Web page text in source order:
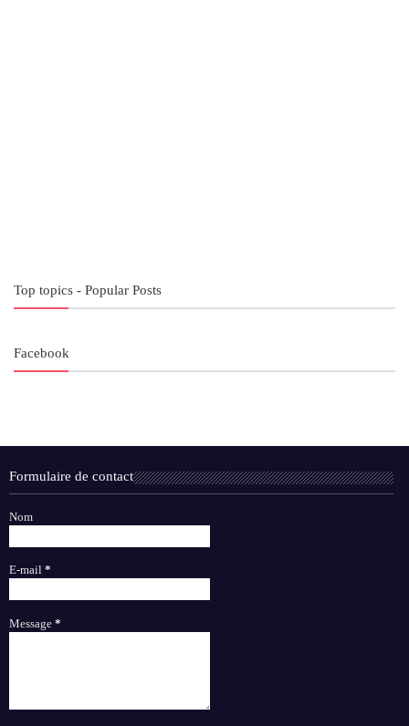
Top topics - Popular Posts
Facebook
Formulaire de contact
Nom
E-mail *
Message *